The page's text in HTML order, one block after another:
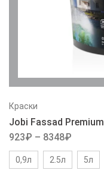
Краски
Jobi Fassad
923₽ – 8348₽
0,9л 2.5л 5л